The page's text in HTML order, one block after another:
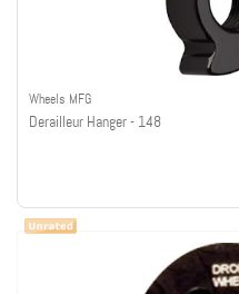
Wheels MFG
Derailleur Hanger - 148